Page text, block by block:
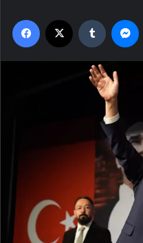
Facebook Tumblr